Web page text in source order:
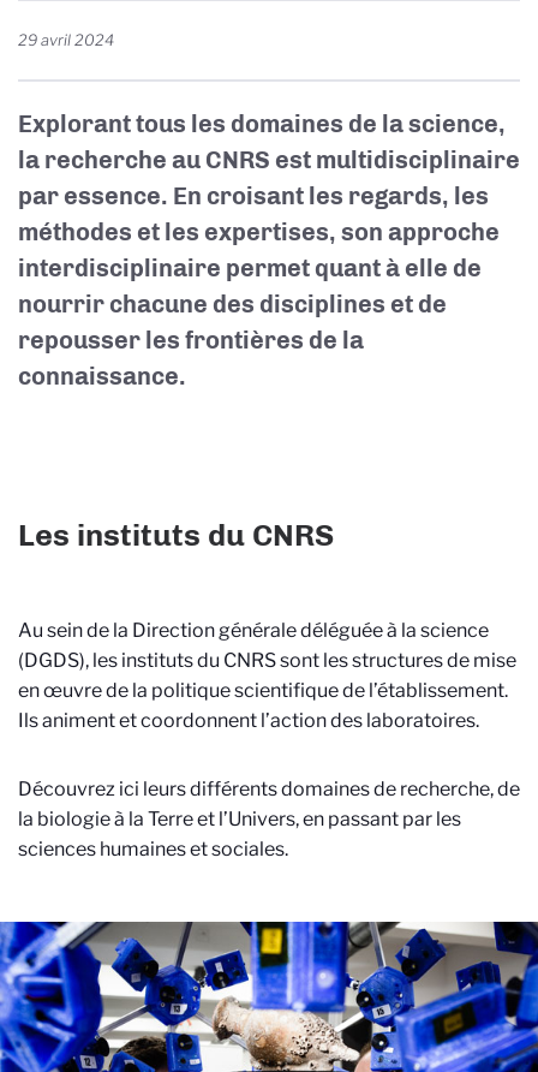
29 avril 2024
Explorant tous les domaines de la science,
la recherche au CNRS est multidisciplinaire
par essence. En croisant les regards, les
méthodes et les expertises, son approche
interdisciplinaire permet quant à elle de
nourrir chacune des disciplines et de
repousser les frontières de la
connaissance.
Les instituts du CNRS
Au sein de la Direction générale déléguée à la science
(DGDS), les instituts du CNRS sont les structures de mise
en œuvre de la politique scientifique de l’établissement.
Ils animent et coordonnent l’action des laboratoires.
Découvrez ici leurs différents domaines de recherche, de
la biologie à la Terre et l’Univers, en passant par les
sciences humaines et sociales.